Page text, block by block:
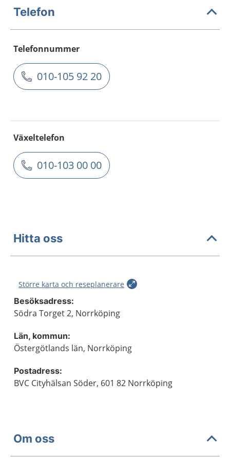
Telefon
Telefonnummer
010-105 92 20
Växeltelefon
010-103 00 00
Hitta oss
Större karta och reseplanerare
Besöksadress:
Södra Torget 2, Norrköping
Län, kommun:
Östergötlands län, Norrköping
Postadress:
BVC Cityhälsan Söder, 601 82 Norrköping
Om oss